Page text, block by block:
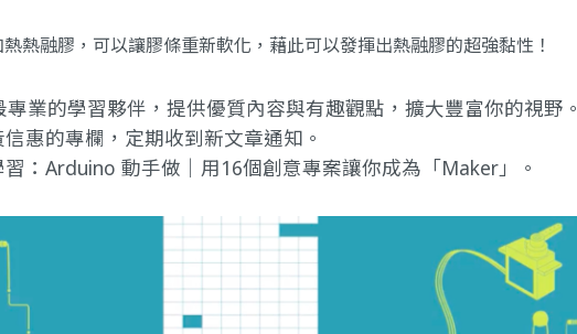
熱融膠，可以讓膠條重新軟化，藉此可以發揮出熱融膠的超強黏性！
專業的學習夥伴，提供優質內容與有趣觀點，擴大豐富你的視野。
惠的專欄 ，定期收到新文章通知。
： Arduino 動手做｜用16個創意專案讓你成為「Maker」 。